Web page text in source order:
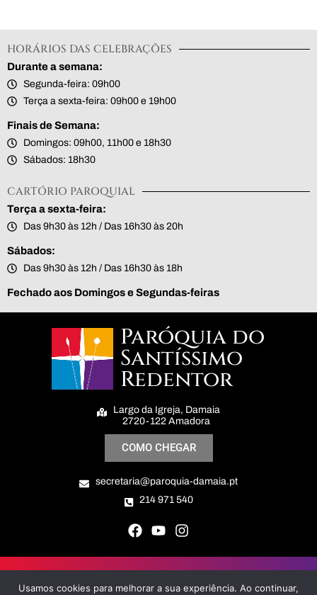
HORÁRIOS DAS CELEBRAÇÕES
Durante a semana:
Segunda-feira: 09h00
Terça a sexta-feira: 09h00 e 19h00
Finais de Semana:
Domingos: 09h00, 11h00 e 18h30
Sábados: 18h30
CARTÓRIO PAROQUIAL
Terça a sexta-feira:
Das 9h30 às 12h / Das 16h30 às 20h
Sábados:
Das 9h30 às 12h / Das 16h30 às 18h
Fechado aos Domingos e Segundas-feiras
Paróquia do
Santíssimo
Redentor
Largo da Igreja, Damaia
2720-122 Amadora
COMO CHEGAR
secretaria@paroquia-damaia.pt
214 971 540
Politica de Privacidade e Cookies
Usamos cookies para melhorar a sua experiência. Ao continuar,